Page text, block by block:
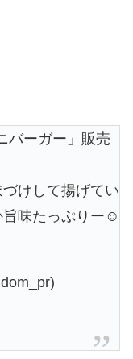
バーガー」販売
けして揚げてい
旨味たっぷりー☺️